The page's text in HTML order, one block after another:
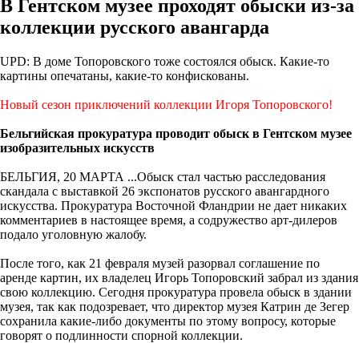
В Гентском музее проходят обыски из-за
коллекции русского авангарда
UPD: В доме Топоровского тоже состоялся обыск. Какие-то
картины опечатаны, какие-то конфискованы.
Новый сезон приключений коллекции Игоря Топоровского!
Бельгийская прокуратура проводит обыск в Гентском музее
изобразительных искусств
БЕЛЬГИЯ, 20 МАРТА ...Обыск стал частью расследования
скандала с выставкой 26 экспонатов русского авангардного
искусства. Прокуратура Восточной Фландрии не дает никаких
комментариев в настоящее время, а содружество арт-дилеров
подало уголовную жалобу.
После того, как 21 февраля музей разорвал соглашение по
аренде картин, их владелец Игорь Топоровский забрал из здания
свою коллекцию. Сегодня прокуратура провела обыск в здании
музея, так как подозревает, что директор музея Катрин де Зегер
сохранила какие-либо документы по этому вопросу, которые
говорят о подлинности спорной коллекции.